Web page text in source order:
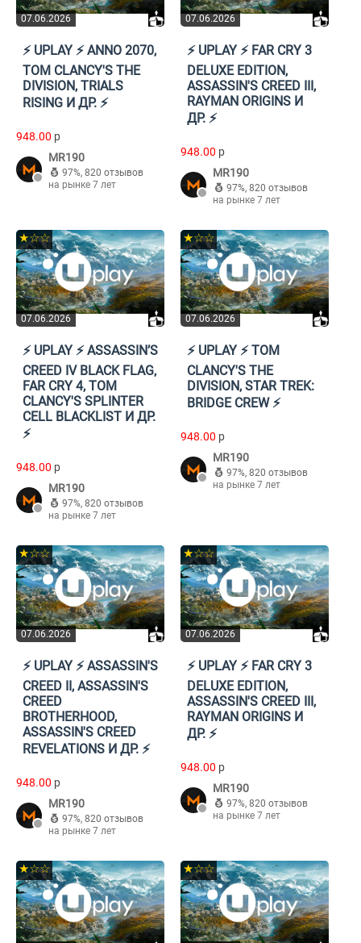
07.06.2026
⚡️ UPLAY ⚡️ ANNO 2070,
TOM CLANCY'S THE
DIVISION, TRIALS
RISING И ДР. ⚡️
948.00 p
MR190
97%, 820 отзывов
на рынке 7 лет
07.06.2026
⚡️ UPLAY ⚡️ FAR CRY 3
DELUXE EDITION,
ASSASSIN'S CREED III,
RAYMAN ORIGINS И
ДР. ⚡️
948.00 p
MR190
97%, 820 отзывов
на рынке 7 лет
07.06.2026
★☆☆
⚡️ UPLAY ⚡️ ASSASSIN’S
CREED IV BLACK FLAG,
FAR CRY 4, TOM
CLANCY'S SPLINTER
CELL BLACKLIST И ДР.
⚡️
948.00 p
MR190
97%, 820 отзывов
на рынке 7 лет
07.06.2026
★☆☆
⚡️ UPLAY ⚡️ TOM
CLANCY'S THE
DIVISION, STAR TREK:
BRIDGE CREW ⚡️
948.00 p
MR190
97%, 820 отзывов
на рынке 7 лет
07.06.2026
★☆☆
⚡️ UPLAY ⚡️ ASSASSIN'S
CREED II, ASSASSIN'S
CREED
BROTHERHOOD,
ASSASSIN'S CREED
REVELATIONS И ДР. ⚡️
948.00 p
MR190
97%, 820 отзывов
на рынке 7 лет
07.06.2026
★☆☆
⚡️ UPLAY ⚡️ FAR CRY 3
DELUXE EDITION,
ASSASSIN'S CREED III,
RAYMAN ORIGINS И
ДР. ⚡️
948.00 p
MR190
97%, 820 отзывов
на рынке 7 лет
★☆☆ ★☆☆